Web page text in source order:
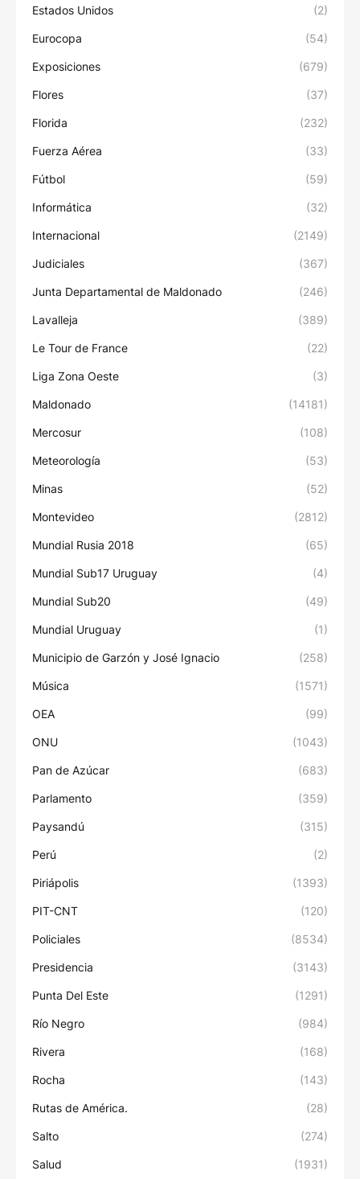
Estados Unidos (2)
Eurocopa (54)
Exposiciones (679)
Flores (37)
Florida (232)
Fuerza Aérea (33)
Fútbol (59)
Informática (32)
Internacional (2149)
Judiciales (367)
Junta Departamental de Maldonado (246)
Lavalleja (389)
Le Tour de France (22)
Liga Zona Oeste (3)
Maldonado (14181)
Mercosur (108)
Meteorología (53)
Minas (52)
Montevideo (2812)
Mundial Rusia 2018 (65)
Mundial Sub17 Uruguay (4)
Mundial Sub20 (49)
Mundial Uruguay (1)
Municipio de Garzón y José Ignacio (258)
Música (1571)
OEA (99)
ONU (1043)
Pan de Azúcar (683)
Parlamento (359)
Paysandú (315)
Perú (2)
Piriápolis (1393)
PIT-CNT (120)
Policiales (8534)
Presidencia (3143)
Punta Del Este (1291)
Río Negro (984)
Rivera (168)
Rocha (143)
Rutas de América. (28)
Salto (274)
Salud (1931)